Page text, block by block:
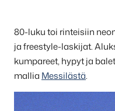
80-luku toi rinteisiin
ja freestyle-laskijat.
kumpareet, hypyt ja
mallia Messilästä.